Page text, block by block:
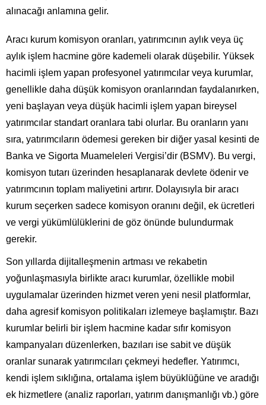
alınacağı anlamına gelir.
Aracı kurum komisyon oranları, yatırımcının aylık veya üç
aylık işlem hacmine göre kademeli olarak düşebilir. Yüksek
hacimli işlem yapan profesyonel yatırımcılar veya kurumlar,
genellikle daha düşük komisyon oranlarından faydalanırken,
yeni başlayan veya düşük hacimli işlem yapan bireysel
yatırımcılar standart oranlara tabi olurlar. Bu oranların yanı
sıra, yatırımcıların ödemesi gereken bir diğer yasal kesinti de
Banka ve Sigorta Muameleleri Vergisi’dir (BSMV). Bu vergi,
komisyon tutarı üzerinden hesaplanarak devlete ödenir ve
yatırımcının toplam maliyetini artırır. Dolayısıyla bir aracı
kurum seçerken sadece komisyon oranını değil, ek ücretleri
ve vergi yükümlülüklerini de göz önünde bulundurmak
gerekir.
Son yıllarda dijitalleşmenin artması ve rekabetin
yoğunlaşmasıyla birlikte aracı kurumlar, özellikle mobil
uygulamalar üzerinden hizmet veren yeni nesil platformlar,
daha agresif komisyon politikaları izlemeye başlamıştır. Bazı
kurumlar belirli bir işlem hacmine kadar sıfır komisyon
kampanyaları düzenlerken, bazıları ise sabit ve düşük
oranlar sunarak yatırımcıları çekmeyi hedefler. Yatırımcı,
kendi işlem sıklığına, ortalama işlem büyüklüğüne ve aradığı
ek hizmetlere (analiz raporları, yatırım danışmanlığı vb.) göre